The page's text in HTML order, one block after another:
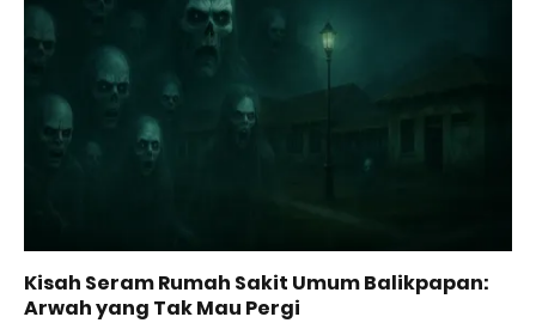
Kisah Seram Rumah Sakit Umum Balikpapan:
Arwah yang Tak Mau Pergi